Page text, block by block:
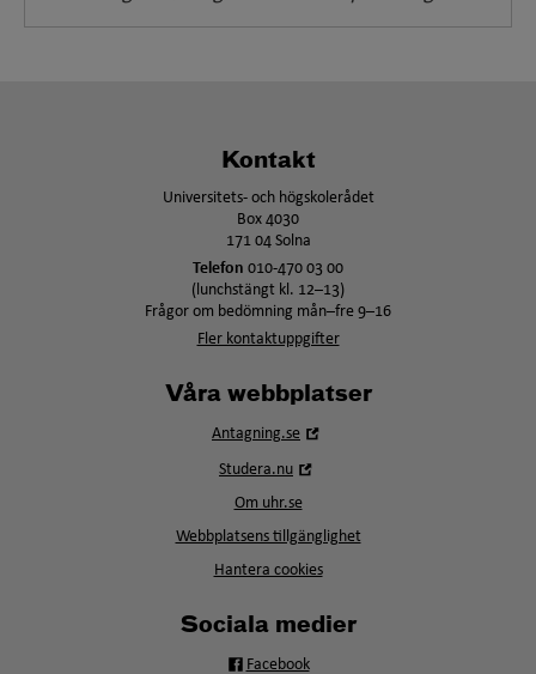
Kontakt
Universitets- och högskolerådet
Box 4030
171 04 Solna
Telefon 010-470 03 00
(lunchstängt kl. 12–13)
Frågor om bedömning mån–fre 9–16
Fler kontaktuppgifter
Våra webbplatser
Antagning.se
Studera.nu
fönster
Om uhr.se
Webbplatsens tillgänglighet
Hantera cookies
Sociala medier
Facebook